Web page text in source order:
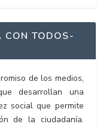
CON TODOS-
de los medios,
desarrollan una
social que permite
de la ciudadanía.